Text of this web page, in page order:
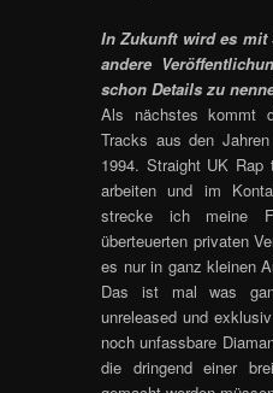
In Zukunft wird es mit
andere
schon Details zu
Als nächstes kommt
Tracks aus den
1994. Straight UK
arbeiten und im
strecke ich meine
überteuerten privaten
es nur in ganz kleinen
Das ist mal was
unreleased und
noch unfassbare
die dringend einer